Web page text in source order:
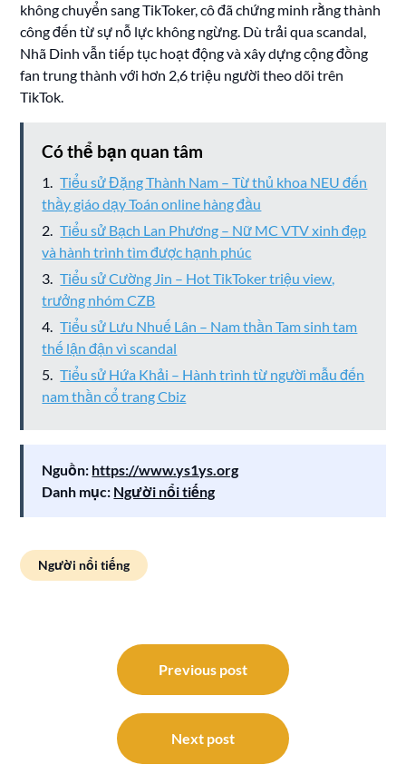
không chuyển sang TikToker, cô đã chứng minh rằng thành
công đến từ sự nỗ lực không ngừng. Dù trải qua scandal,
Nhã Dinh vẫn tiếp tục hoạt động và xây dựng cộng đồng
fan trung thành với hơn 2,6 triệu người theo dõi trên
TikTok.
Có thể bạn quan tâm
Tiểu sử Đặng Thành Nam – Từ thủ khoa NEU đến
thầy giáo dạy Toán online hàng đầu
Tiểu sử Bạch Lan Phương – Nữ MC VTV xinh đẹp
và hành trình tìm được hạnh phúc
Tiểu sử Cường Jin – Hot TikToker triệu view,
trưởng nhóm CZB
Tiểu sử Lưu Nhuế Lân – Nam thần Tam sinh tam
thế lận đận vì scandal
Tiểu sử Hứa Khải – Hành trình từ người mẫu đến
nam thần cổ trang Cbiz
Nguồn: https://www.ys1ys.org
Danh mục: Người nổi tiếng
Người nổi tiếng
Previous post
Next post